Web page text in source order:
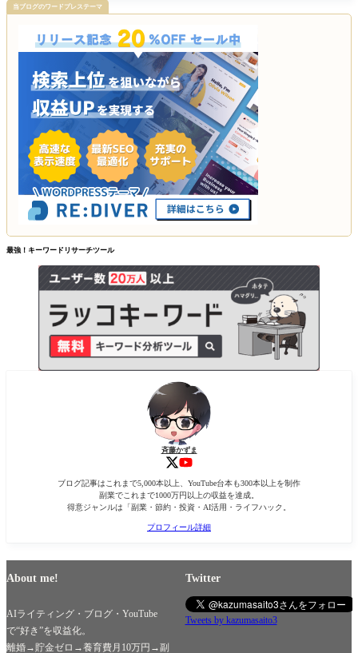
当ブログのワードプレステーマ
最強！キーワードリサーチツール
斉藤かずま
ブログ記事はこれまで5,000本以上、YouTube台本も300本以上を制作
副業でこれまで1000万円以上の収益を達成。
得意ジャンルは「副業・節約・投資・AI活用・ライフハック。
プロフィール詳細
About me!
AIライティング・ブログ・YouTube
で“好き”を収益化。
離婚→貯金ゼロ→養育費月10万円→副
Twitter
Tweets by kazumasaito3